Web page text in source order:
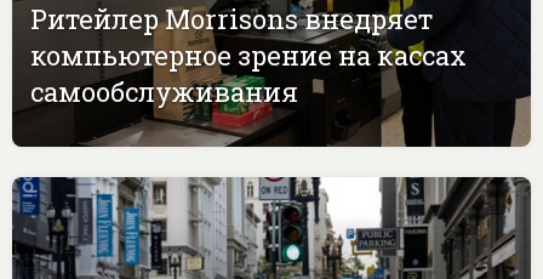
Ритейлер Morrisons внедряет
компьютерное зрение на кассах
самообслуживания